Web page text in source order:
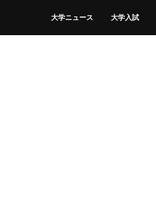
大学ニュース 大学入試